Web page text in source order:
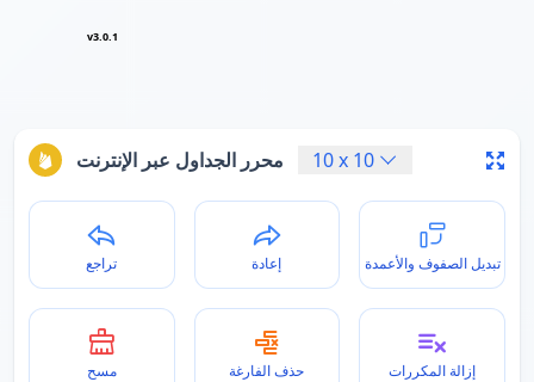
v3.0.1
محرر الجداول عبر الإنترنت 10x 10
تراجع إعادة تبديل الصفوف والأعمدة
مسح حذف الفارغة إزالة المكررات